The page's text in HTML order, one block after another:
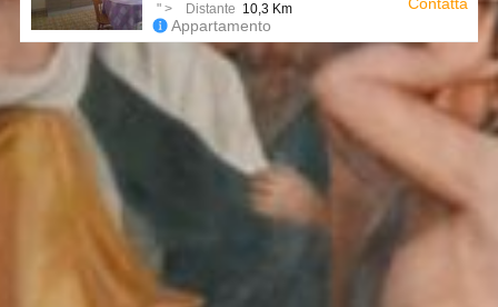
" > Distante 10,3 Km
Appartamento